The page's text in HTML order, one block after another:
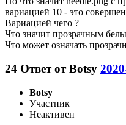
вариацией 10 - это
Вариацией чего ?
Что значит прозрачным
Что может означать
24 Ответ отBotsy
Botsy
Участник
Неактивен